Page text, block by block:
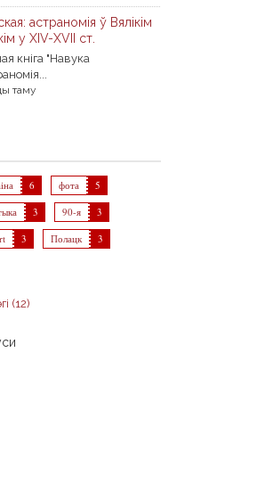
астраномія ў Вялікім
у XIV-XVII ст.
кніга "Навука
таму
6 фота
5
3 90-я
3
3 Полацк
3
(12)